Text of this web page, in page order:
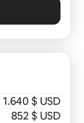
1.640 $ USD
852 $ USD